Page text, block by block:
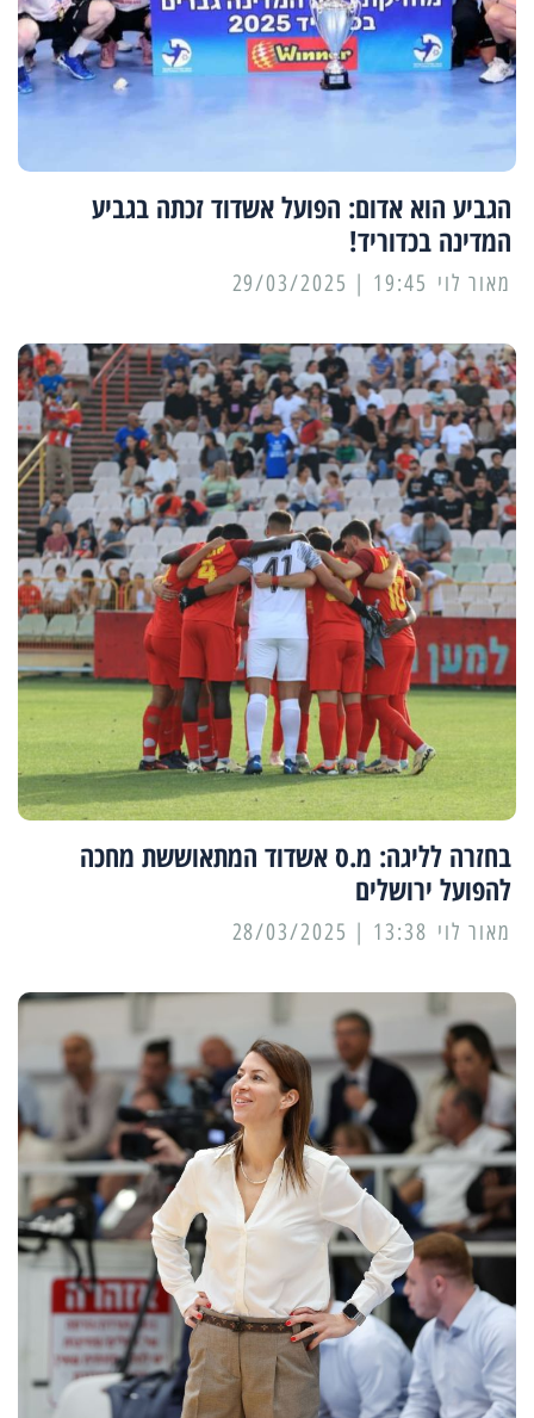
הגביע הוא אדום: הפועל אשדוד זכתה בגביע
המדינה בכדוריד!
מאור לוי 19:45 | 29/03/2025
בחזרה לליגה: מ.ס אשדוד המתאוששת מחכה
להפועל ירושלים
מאור לוי 13:38 | 28/03/2025